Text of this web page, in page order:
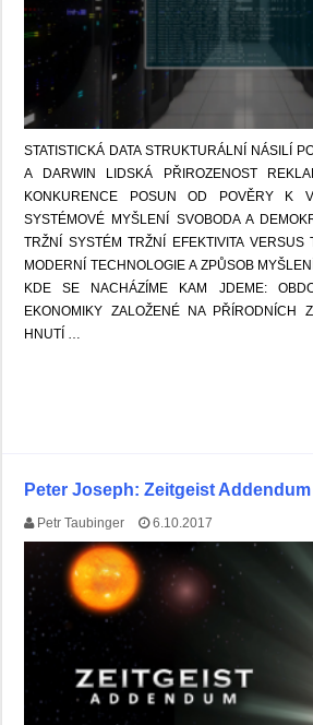
STATISTICKÁ DATA STRUKTURÁLNÍ NÁSILÍ
A DARWIN LIDSKÁ PŘIROZENOST
KONKURENCE POSUN OD POVĚRY K
SYSTÉMOVÉ MYŠLENÍ SVOBODA A
TRŽNÍ SYSTÉM TRŽNÍ EFEKTIVITA VERSUS
MODERNÍ TECHNOLOGIE A ZPŮSOB
KDE SE NACHÁZÍME KAM JDEME:
EKONOMIKY ZALOŽENÉ NA PŘÍRODNÍCH
HNUTÍ …
Peter Joseph: Zeitgeist
Petr Taubinger 6.10.2017